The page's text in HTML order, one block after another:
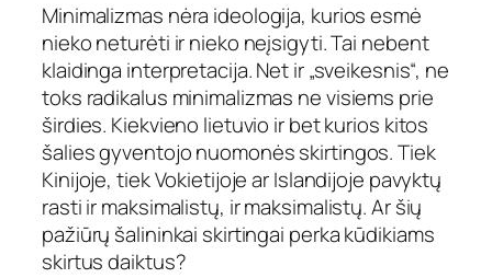
Minimalizmas nėra ideologija, kurios esmė
nieko neturėti ir nieko neįsigyti. Tai nebent
klaidinga interpretacija. Net ir „sveikesnis“, ne
toks radikalus minimalizmas ne visiems prie
širdies. Kiekvieno lietuvio ir bet kurios kitos
šalies gyventojo nuomonės skirtingos. Tiek
Kinijoje, tiek Vokietijoje ar Islandijoje pavyktų
rasti ir maksimalistų, ir maksimalistų. Ar šių
pažiūrų šalininkai skirtingai perka kūdikiams
skirtus daiktus?